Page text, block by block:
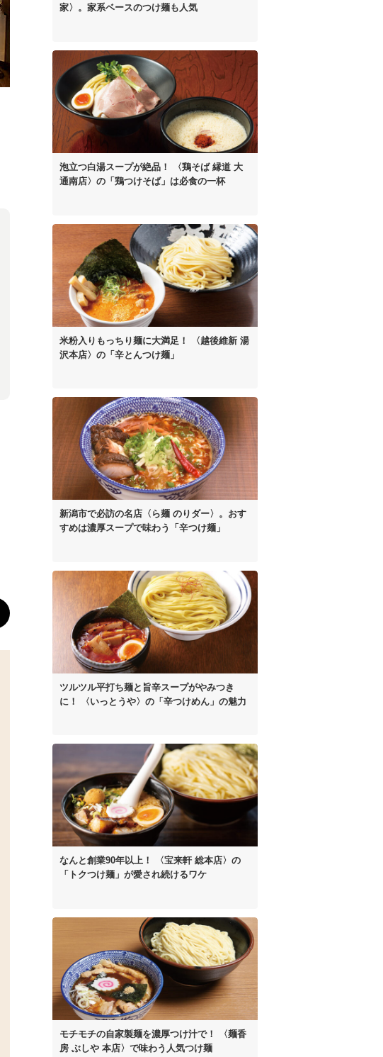
家〉。 家系ベースのつけ麺も人気
泡立つ白湯スープが絶品！
〈鶏そば 縁道 大
通南店〉の 「鶏つけそば」は必食の一杯
米粉入り もっちり麺に大満足！
〈越後維新 湯
沢本店〉の 「辛とんつけ麺」
新潟市で必訪の名店 〈ら麺 のりダー〉。 おす
すめは濃厚スープで味わう「辛つけ麺」
ツルツル平打ち麺と 旨辛スープがやみつき
に！
〈いっとうや〉の 「辛つけめん」の魅力
なんと創業90年以上！
〈宝来軒 総本店〉の
「トクつけ麺」が愛され続けるワケ
モチモチの自家製麺を濃厚つけ汁で！
〈麺香
房 ぶしや 本店〉 で味わう人気つけ麺